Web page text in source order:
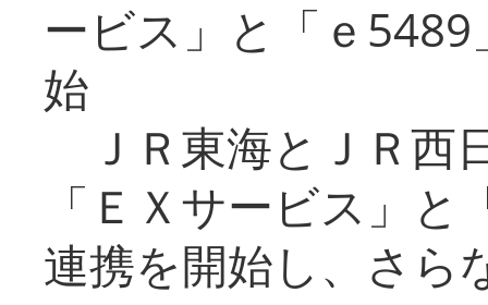
ービス」と「ｅ
始
ＪＲ東海とＪＲ西
「ＥＸサービス」
連携を開始し、さら